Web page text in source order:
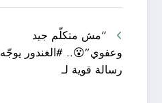
“مش متكلّم جيد
وعفوي”😮.. #الغندور يوجّه
رسالة قوية لـ